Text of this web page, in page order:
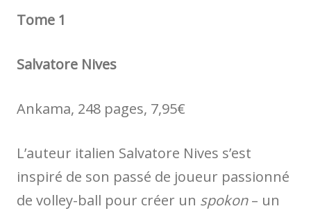
Tome 1
Salvatore Nives
Ankama, 248 pages, 7,95€
L’auteur italien Salvatore Nives s’est
inspiré de son passé de joueur passionné
de volley-ball pour créer un spokon– un